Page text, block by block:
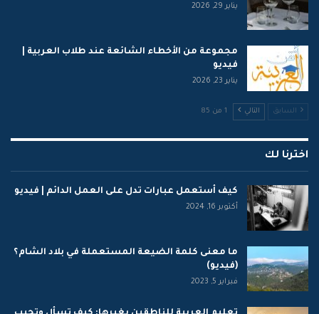
يناير 29, 2026
مجموعة من الأخطاء الشائعة عند طلاب العربية |
فيديو
يناير 23, 2026
السابق التالي 1 من 85
اخترنا لك
كيف أستعمل عبارات تدل على العمل الدائم | فيديو
أكتوبر 16, 2024
ما معنى كلمة الضيعة المستعملة في بلاد الشام؟
(فيديو)
فبراير 5, 2023